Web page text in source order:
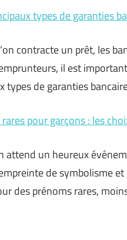
types de garanties
contracte un prêt, les
il est
types de garanties
pour garçons : les
attend un heureux
de symbolisme
des prénoms rares,